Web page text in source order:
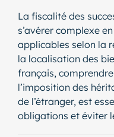
La fiscalité des
s’avérer complexe
applicables selon la
la localisation des
français,
l’imposition des
de l’étranger, est
obligations et éviter